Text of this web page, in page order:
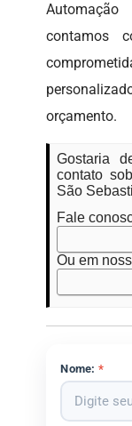
contamos
orçamento.
Gostaria
contato
São
Fale
Ou em
Nome: *